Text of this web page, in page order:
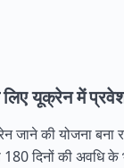
लिए यूक्रेन में
जाने की योजना बना
180 दिनों की अवधि